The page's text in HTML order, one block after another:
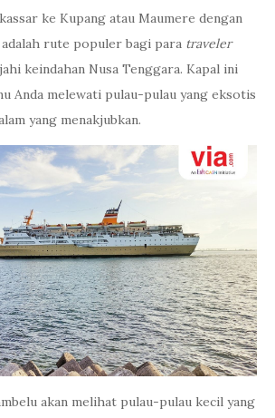
ke Kupang atau Maumere dengan
rute populer bagi para traveler
keindahan Nusa Tenggara. Kapal ini
Anda melewati pulau-pulau yang eksotis
yang menakjubkan.
akan melihat pulau-pulau kecil yang